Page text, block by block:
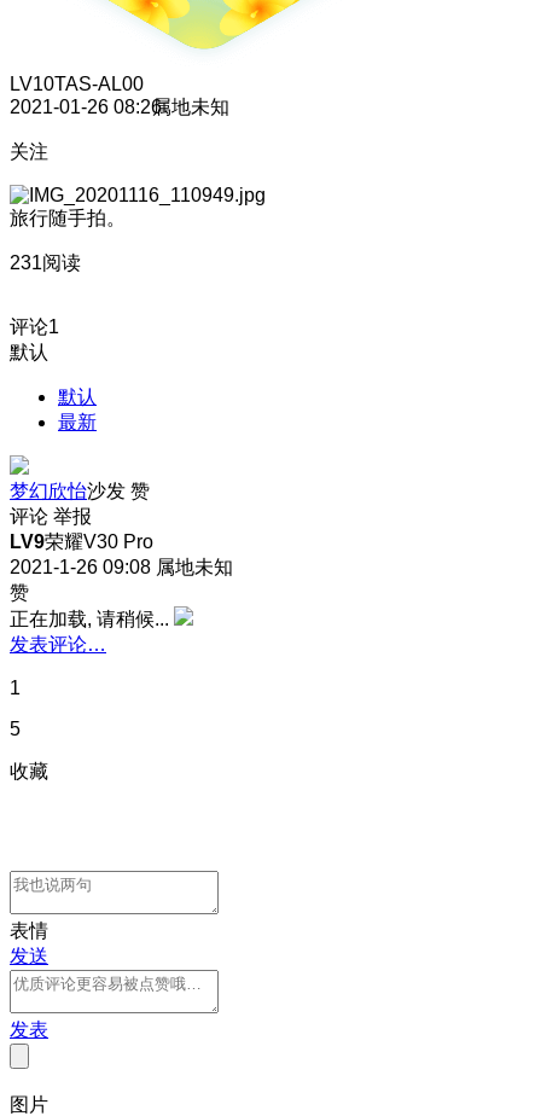
LV10TAS-AL00
2021-01-26 08:26属地未知
关注
旅行随手拍。
231阅读
评论1
默认
默认
最新
梦幻欣怡沙发 赞
评论 举报
LV9荣耀V30 Pro
2021-1-26 09:08 属地未知
赞
正在加载, 请稍候...
发表评论…
1
5
收藏
表情
发送
发表
图片